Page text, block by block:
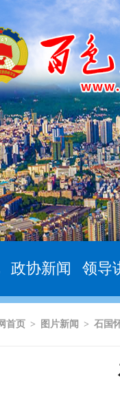
政协新闻 领导
首页 > 图片新闻 > 石国